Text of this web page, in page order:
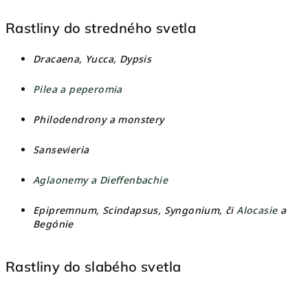
Rastliny do stredného svetla
Dracaena, Yucca, Dypsis
Pilea a peperomia
Philodendrony a monstery
Sansevieria
Aglaonemy a Dieffenbachie
Epipremnum, Scindapsus, Syngonium, či Alocasie a
Begónie
Rastliny do slabého svetla